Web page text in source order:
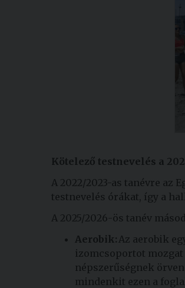
Kötelező testnevelés a
A 2022/2023-as tanévre az
testnevelés órákat, így a
A 2025/2026-ös tanév
Aerobik: Az aerobik
izomcsoportot
népszerűségnek
mindenkit ezen a